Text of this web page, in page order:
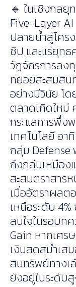
🔹 ในเชิงกลยุ
Five-Layer
ปลายน้ำสู่โคร
ชิป และแร่ยุท
วัฏจักรการลง
ทยอยสะสมสิ
อย่างมีวินัย โ
ตลาดเกิดใหม่
กระแสการพึ่ง
เทคโนโลยี อ
กลุ่ม Defense
ถึงกลุ่มเหมือง
สะสมตราสาร
เมื่ออัตราผลต
เหนือระดับ
สนใจในรอบท
Gain หากเศร
เงินสดสม่ำเส
สินทรัพย์ทางเ
ยังอยู่ในระดับ